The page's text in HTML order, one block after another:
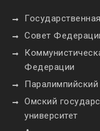
Совет
Федерации
Омский
университет